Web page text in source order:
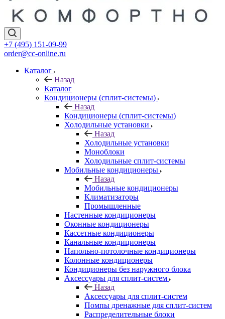
+7 (495) 151-09-99
order@cc-online.ru
Каталог
Назад
Каталог
Кондиционеры (сплит-системы)
Назад
Кондиционеры (сплит-системы)
Холодильные установки
Назад
Холодильные установки
Моноблоки
Холодильные сплит-системы
Мобильные кондиционеры
Назад
Мобильные кондиционеры
Климатизаторы
Промышленные
Настенные кондиционеры
Оконные кондиционеры
Кассетные кондиционеры
Канальные кондиционеры
Напольно-потолочные кондиционеры
Колонные кондиционеры
Кондиционеры без наружного блока
Аксессуары для сплит-систем
Назад
Аксессуары для сплит-систем
Помпы дренажные для сплит-систем
Распределительные блоки